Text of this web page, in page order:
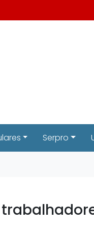
Serpro